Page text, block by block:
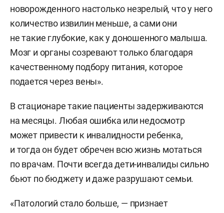
новорожденного настолько незрелый, что у него
количество извилин меньше, а сами они
не такие глубокие, как у доношенного малыша.
Мозг и органы созревают только благодаря
качественному подбору питания, которое
подается через вены».
В стационаре такие пациенты задерживаются
на месяцы. Любая ошибка или недосмотр
может привести к инвалидности ребенка,
и тогда он будет обречен всю жизнь мотаться
по врачам. Почти всегда дети-инвалиды сильно
бьют по бюджету и даже разрушают семьи.
«Патологий стало больше, — признает